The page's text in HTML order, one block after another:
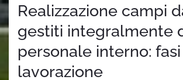
Realizzazione campi
gestiti integralmente
personale interno:
lavorazione